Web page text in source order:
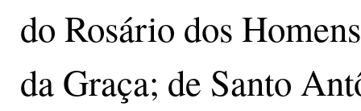
do Rosário dos
da Graça; de Santo